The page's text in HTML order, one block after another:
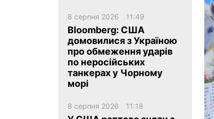
en
8 серпня 2026 11:49
Bloomberg: США
домовилися з Україною
про обмеження ударів
по неросійських
танкерах у Чорному
морі
8 серпня 2026 11:18